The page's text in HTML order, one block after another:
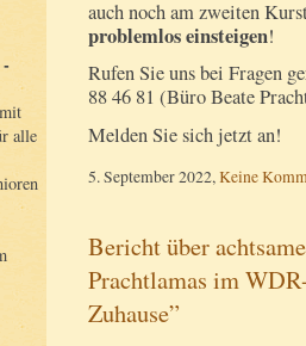
alle
auch noch am zweiten
problemlos einsteigen!
Rufen Sie uns bei Fragen
88 46 81 (Büro Beate
Melden Sie sich jetzt an!
5. September 2022,Keine
Bericht über
Prachtlamas im
Zuhause”